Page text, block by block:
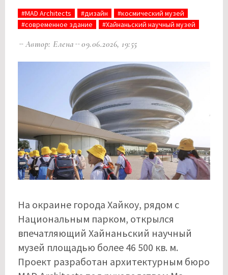
#MAD Architects #дизайн
#космический музей
#современное здание
#Хайнаньский научный музей
Автор: Елена 09.06.2026, 19:55
На окраине города Хайкоу, рядом с
Национальным парком, открылся
впечатляющий Хайнаньский научный
музей площадью более 46 500 кв. м.
Проект разработан архитектурным бюро